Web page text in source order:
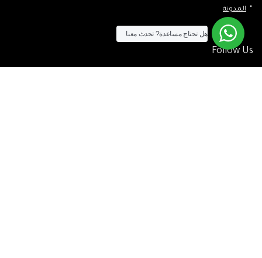
المدونة
Follow Us
هل تحتاج مساعدة? تحدث معنا